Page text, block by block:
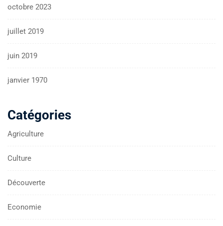
octobre 2023
juillet 2019
juin 2019
janvier 1970
Catégories
Agriculture
Culture
Découverte
Economie